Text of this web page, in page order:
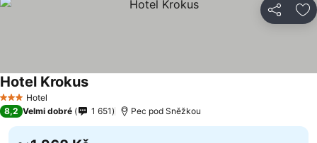
Sdílet
3 Počet hvězdiček
Hotel
Hotel Krokus
8,2 Velmi dobré 1 651 Pec pod Sněžkou